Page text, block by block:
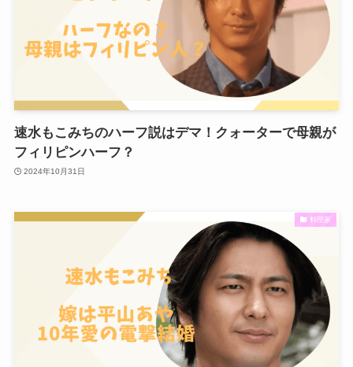
速水もこみちのハーフ説はデマ！クォーターで母親が
フィリピンハーフ？
2024年10月31日
料理家